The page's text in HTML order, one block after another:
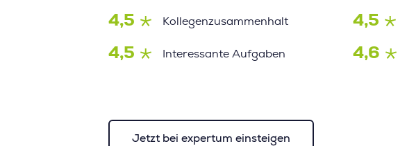
4,5 Kollegenzusammenhalt 4,5
4,5 Interessante Aufgaben 4,6
Jetzt bei expertum einsteigen